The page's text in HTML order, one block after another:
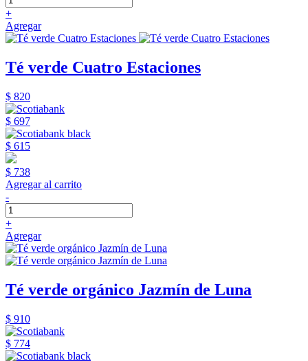
+
Agregar
Té verde Cuatro Estaciones
$ 820
$ 697
$ 615
$ 738
Agregar al carrito
-
+
Agregar
Té verde orgánico Jazmín de Luna
$ 910
$ 774